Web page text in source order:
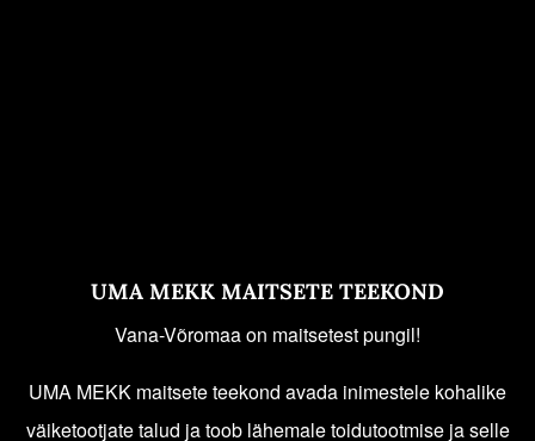
UMA MEKK MAITSETE TEEKOND
Vana-Võromaa on maitsetest pungil!
UMA MEKK maitsete teekond avada inimestele kohalike
väiketootjate talud ja toob lähemale toidutootmise ja selle